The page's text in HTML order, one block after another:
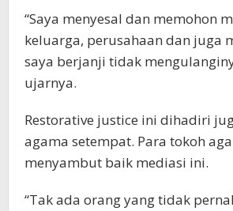
“Saya menyesal dan memohon
keluarga, perusahaan dan juga
saya berjanji tidak
ujarnya.
Restorative justice ini dihadiri
agama setempat. Para tokoh
menyambut baik mediasi ini.
“Tak ada orang yang tidak